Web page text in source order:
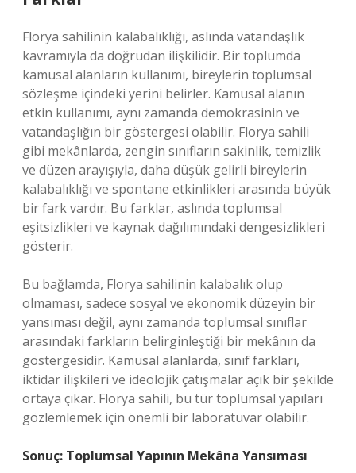
Florya sahilinin kalabalıklığı, aslında vatandaşlık
kavramıyla da doğrudan ilişkilidir. Bir toplumda
kamusal alanların kullanımı, bireylerin toplumsal
sözleşme içindeki yerini belirler. Kamusal alanın
etkin kullanımı, aynı zamanda demokrasinin ve
vatandaşlığın bir göstergesi olabilir. Florya sahili
gibi mekânlarda, zengin sınıfların sakinlik, temizlik
ve düzen arayışıyla, daha düşük gelirli bireylerin
kalabalıklığı ve spontane etkinlikleri arasında büyük
bir fark vardır. Bu farklar, aslında toplumsal
eşitsizlikleri ve kaynak dağılımındaki dengesizlikleri
gösterir.
Bu bağlamda, Florya sahilinin kalabalık olup
olmaması, sadece sosyal ve ekonomik düzeyin bir
yansıması değil, aynı zamanda toplumsal sınıflar
arasındaki farkların belirginleştiği bir mekânın da
göstergesidir. Kamusal alanlarda, sınıf farkları,
iktidar ilişkileri ve ideolojik çatışmalar açık bir şekilde
ortaya çıkar. Florya sahili, bu tür toplumsal yapıları
gözlemlemek için önemli bir laboratuvar olabilir.
Sonuç: Toplumsal Yapının Mekâna Yansıması